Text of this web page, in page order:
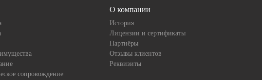
сопровождение
О компании
История
Лицензии и сертификаты
Партнёры
Отзывы клиентов
Реквизиты